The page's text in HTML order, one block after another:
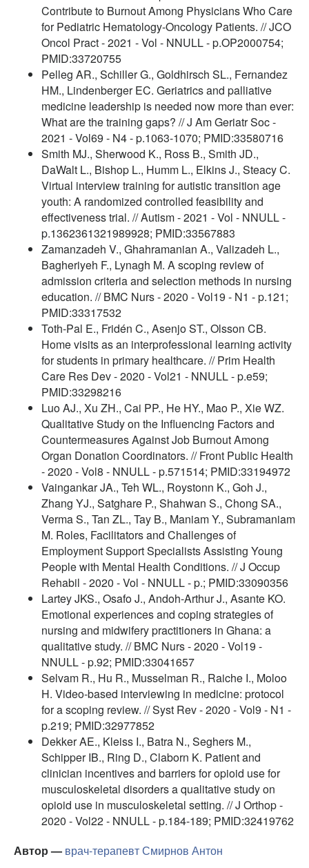
Contribute to Burnout Among Physicians Who Care
for Pediatric Hematology-Oncology Patients. // JCO
Oncol Pract - 2021 - Vol - NNULL - p.OP2000754;
PMID:33720755
Pelleg AR., Schiller G., Goldhirsch SL., Fernandez
HM., Lindenberger EC. Geriatrics and palliative
medicine leadership is needed now more than ever:
What are the training gaps? // J Am Geriatr Soc -
2021 - Vol69 - N4 - p.1063-1070; PMID:33580716
Smith MJ., Sherwood K., Ross B., Smith JD.,
DaWalt L., Bishop L., Humm L., Elkins J., Steacy C.
Virtual interview training for autistic transition age
youth: A randomized controlled feasibility and
effectiveness trial. // Autism - 2021 - Vol - NNULL -
p.1362361321989928; PMID:33567883
Zamanzadeh V., Ghahramanian A., Valizadeh L.,
Bagheriyeh F., Lynagh M. A scoping review of
admission criteria and selection methods in nursing
education. // BMC Nurs - 2020 - Vol19 - N1 - p.121;
PMID:33317532
Toth-Pal E., Fridén C., Asenjo ST., Olsson CB.
Home visits as an interprofessional learning activity
for students in primary healthcare. // Prim Health
Care Res Dev - 2020 - Vol21 - NNULL - p.e59;
PMID:33298216
Luo AJ., Xu ZH., Cai PP., He HY., Mao P., Xie WZ.
Qualitative Study on the Influencing Factors and
Countermeasures Against Job Burnout Among
Organ Donation Coordinators. // Front Public Health
- 2020 - Vol8 - NNULL - p.571514; PMID:33194972
Vaingankar JA., Teh WL., Roystonn K., Goh J.,
Zhang YJ., Satghare P., Shahwan S., Chong SA.,
Verma S., Tan ZL., Tay B., Maniam Y., Subramaniam
M. Roles, Facilitators and Challenges of
Employment Support Specialists Assisting Young
People with Mental Health Conditions. // J Occup
Rehabil - 2020 - Vol - NNULL - p.; PMID:33090356
Lartey JKS., Osafo J., Andoh-Arthur J., Asante KO.
Emotional experiences and coping strategies of
nursing and midwifery practitioners in Ghana: a
qualitative study. // BMC Nurs - 2020 - Vol19 -
NNULL - p.92; PMID:33041657
Selvam R., Hu R., Musselman R., Raiche I., Moloo
H. Video-based interviewing in medicine: protocol
for a scoping review. // Syst Rev - 2020 - Vol9 - N1 -
p.219; PMID:32977852
Dekker AE., Kleiss I., Batra N., Seghers M.,
Schipper IB., Ring D., Claborn K. Patient and
clinician incentives and barriers for opioid use for
musculoskeletal disorders a qualitative study on
opioid use in musculoskeletal setting. // J Orthop -
2020 - Vol22 - NNULL - p.184-189; PMID:32419762
Автор — врач-терапевтСмирнов Антон